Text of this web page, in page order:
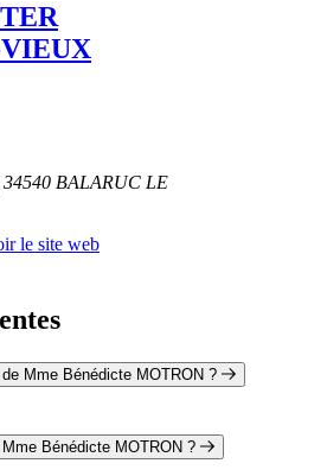
34540 BALARUC LE
le site web
Mme Bénédicte MOTRON ?
LES BAINS
Bénédicte MOTRON ?